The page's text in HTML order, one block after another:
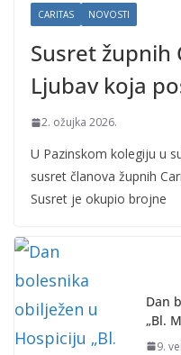
CARITAS NOVOSTI
Susret župnih
Ljubav koja
2. ožujka 2026.
U Pazinskom kolegiju u
susret članova župnih
Susret je okupio brojne
Dan
„Bl.
9.